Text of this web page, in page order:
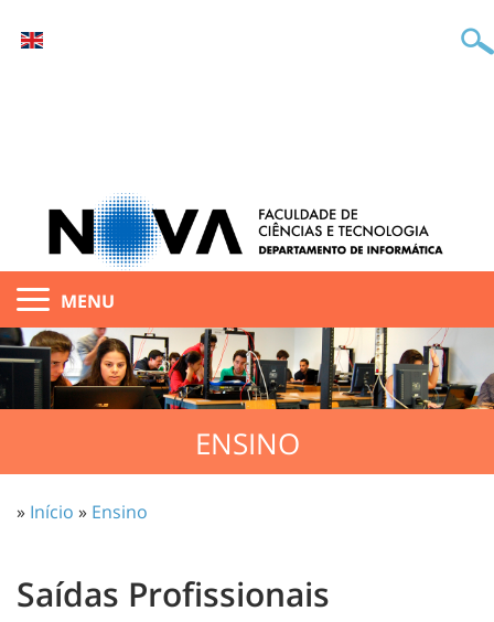
MENU
ENSINO
» Início » Ensino
Saídas Profissionais